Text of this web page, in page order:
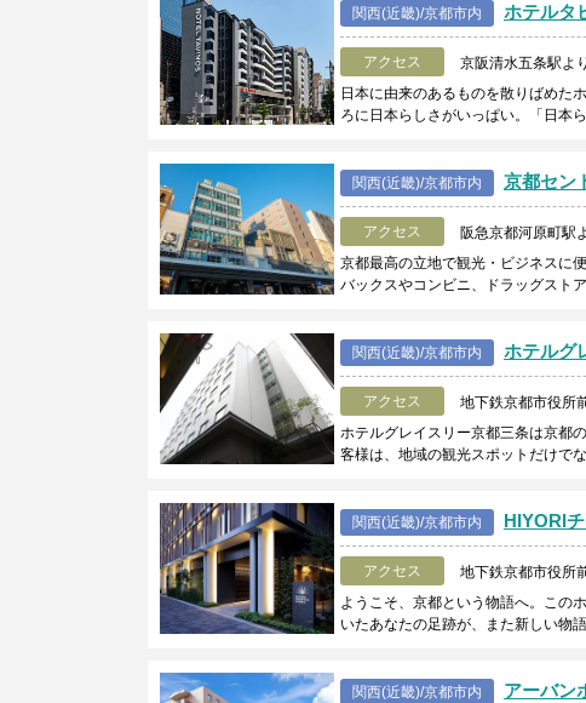
関西(近畿)/京都市内 ホテルタ
アクセス
京阪清水五条駅よ
日本に由来のあるものを散りばめた
ろに日本らしさがいっぱい。「日本
関西(近畿)/京都市内 京都セン
アクセス
阪急京都河原町駅
京都最高の立地で観光・ビジネスに
バックスやコンビニ、ドラッグスト
関西(近畿)/京都市内 ホテルグ
アクセス
地下鉄京都市役所
ホテルグレイスリー京都三条は京都
客様は、地域の観光スポットだけで
関西(近畿)/京都市内 HIYORI
アクセス
地下鉄京都市役所
ようこそ、京都という物語へ。この
いたあなたの足跡が、また新しい物
関西(近畿)/京都市内 アーバン